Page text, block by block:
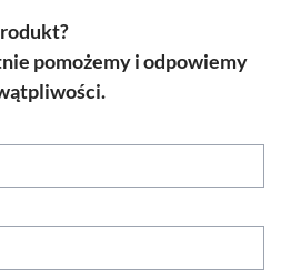
pomożemy i odpowiemy